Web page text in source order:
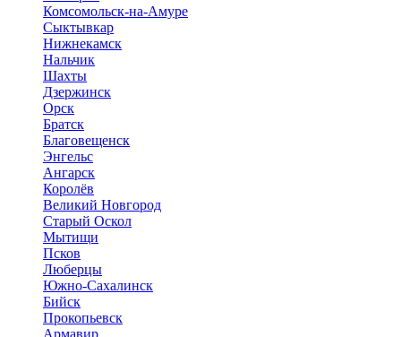
Комсомольск-на-Амуре
Сыктывкар
Нижнекамск
Нальчик
Шахты
Дзержинск
Орск
Братск
Благовещенск
Энгельс
Ангарск
Королёв
Великий Новгород
Старый Оскол
Мытищи
Псков
Люберцы
Южно-Сахалинск
Бийск
Прокопьевск
Армавир